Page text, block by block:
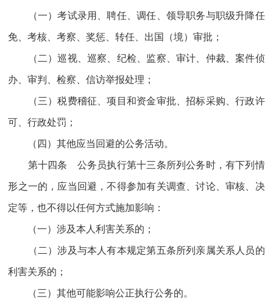
（一）考试录用、聘任、调任、领导职务与职级升降任
免、考核、考察、奖惩、转任、出国（境）审批；
（二）巡视、巡察、纪检、监察、审计、仲裁、案件侦
办、审判、检察、信访举报处理；
（三）税费稽征、项目和资金审批、招标采购、行政许
可、行政处罚；
（四）其他应当回避的公务活动。
第十四条 公务员执行第十三条所列公务时，有下列情
形之一的，应当回避，不得参加有关调查、讨论、审核、决
定等，也不得以任何方式施加影响：
（一）涉及本人利害关系的；
（二）涉及与本人有本规定第五条所列亲属关系人员的
利害关系的；
（三）其他可能影响公正执行公务的。